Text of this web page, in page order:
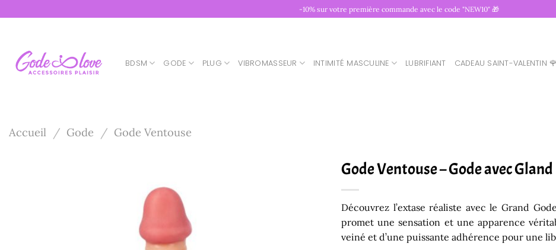
au
-10% sur votre première commande avec le code "NEW10" 🎁
BDSM GODE PLUG VIBROMASSEUR INTIMITÉ MASCULINE LUBRIFIANT CADEAU SAINT-VALENTIN 🌹
Accueil / Gode / Gode Ventouse
Gode Ventouse – Gode avec
Découvrez l’extase réaliste avec le Grand
promet une sensation et une apparence
veiné et d’une puissante adhérence pour une